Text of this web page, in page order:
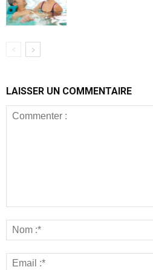
LAISSER UN COMMENTAIRE